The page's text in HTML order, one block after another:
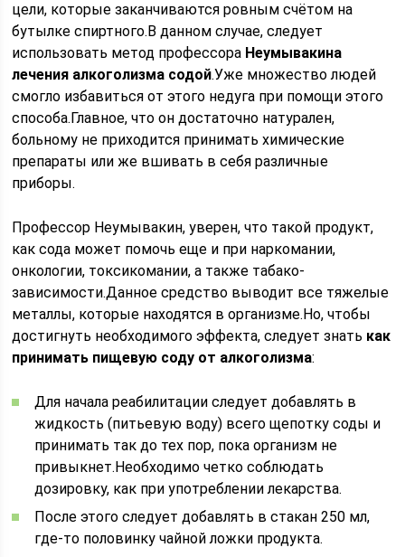
цели, которые заканчиваются ровным счётом на
бутылке спиртного.В данном случае, следует
использовать метод профессора Неумывакина
лечения алкоголизма содой.Уже множество людей
смогло избавиться от этого недуга при помощи этого
способа.Главное, что он достаточно натурален,
больному не приходится принимать химические
препараты или же вшивать в себя различные
приборы.
Профессор Неумывакин, уверен, что такой продукт,
как сода может помочь еще и при наркомании,
онкологии, токсикомании, а также табако-
зависимости.Данное средство выводит все тяжелые
металлы, которые находятся в организме.Но, чтобы
достигнуть необходимого эффекта, следует знать как
принимать пищевую соду от алкоголизма:
Для начала реабилитации следует добавлять в
жидкость (питьевую воду) всего щепотку соды и
принимать так до тех пор, пока организм не
привыкнет.Необходимо четко соблюдать
дозировку, как при употреблении лекарства.
После этого следует добавлять в стакан 250 мл,
где-то половинку чайной ложки продукта.